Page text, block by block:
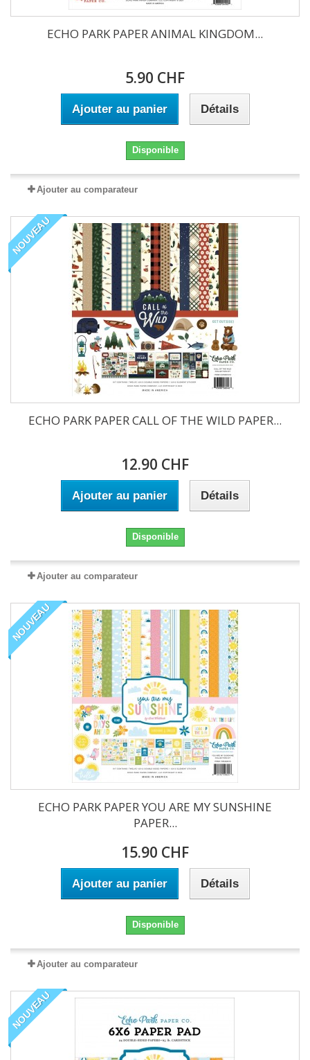
ECHO PARK PAPER ANIMAL KINGDOM...
5.90 CHF
Ajouter au panier Détails
Disponible
Ajouter au comparateur
NOUVEAU
ECHO PARK PAPER CALL OF THE WILD PAPER...
12.90 CHF
Ajouter au panier Détails
Disponible
Ajouter au comparateur
NOUVEAU
ECHO PARK PAPER YOU ARE MY SUNSHINE
PAPER...
15.90 CHF
Ajouter au panier Détails
Disponible
Ajouter au comparateur
NOUVEAU